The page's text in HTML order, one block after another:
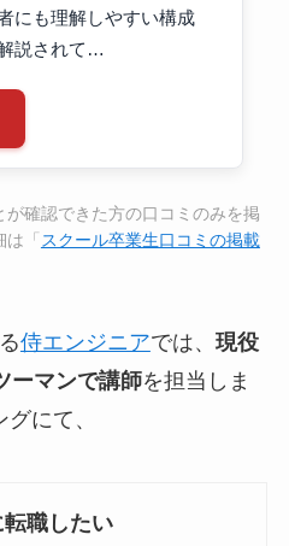
にも理解しやすい構成
説されて…
確認できた方の口コミのみを掲
「 スクール卒業生口コミの掲載
侍エンジニアでは、 現役
ーマンで講師を担当しま
にて、
職したい